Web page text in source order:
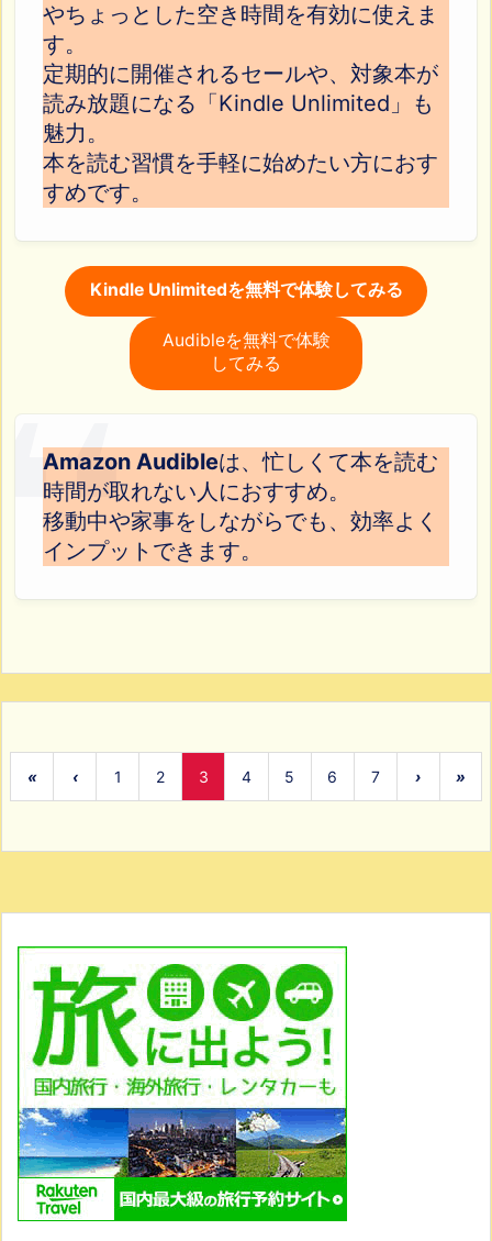
やちょっとした空き時間を有効に使えま
す。
定期的に開催されるセールや、対象本が
読み放題になる「Kindle Unlimited」も
魅力。
本を読む習慣を手軽に始めたい方におす
すめです。
Kindle Unlimitedを無料で体験してみる
Audibleを無料で体験
してみる
Amazon Audibleは、忙しくて本を読む
時間が取れない人におすすめ。
移動中や家事をしながらでも、効率よく
インプットできます。
« ‹ 1 2 3 4 5 6 7 › »